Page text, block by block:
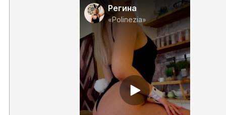
Регина
«Polinezia»